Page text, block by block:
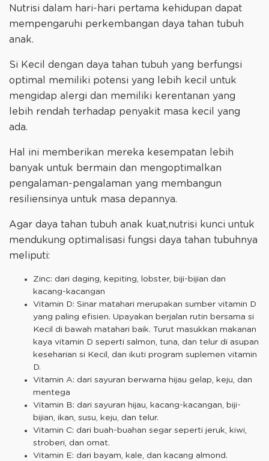
Nutrisi dalam hari-hari pertama kehidupan dapat
mempengaruhi perkembangan daya tahan tubuh
anak.
Si Kecil dengan daya tahan tubuh yang berfungsi
optimal memiliki potensi yang lebih kecil untuk
mengidap alergi dan memiliki kerentanan yang
lebih rendah terhadap penyakit masa kecil yang
ada.
Hal ini memberikan mereka kesempatan lebih
banyak untuk bermain dan mengoptimalkan
pengalaman-pengalaman yang membangun
resiliensinya untuk masa depannya.
Agar daya tahan tubuh anak kuat,nutrisi kunci untuk
mendukung optimalisasi fungsi daya tahan tubuhnya
meliputi:
Zinc: dari daging, kepiting, lobster, biji-bijian dan
kacang-kacangan
Vitamin D: Sinar matahari merupakan sumber vitamin D
yang paling efisien. Upayakan berjalan rutin bersama si
Kecil di bawah matahari baik. Turut masukkan makanan
kaya vitamin D seperti salmon, tuna, dan telur di asupan
keseharian si Kecil, dan ikuti program suplemen vitamin
D.
Vitamin A: dari sayuran berwarna hijau gelap, keju, dan
mentega
Vitamin B: dari sayuran hijau, kacang-kacangan, biji-
bijian, ikan, susu, keju, dan telur.
Vitamin C: dari buah-buahan segar seperti jeruk, kiwi,
stroberi, dan omat.
Vitamin E: dari bayam, kale, dan kacang almond.